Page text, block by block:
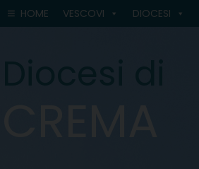
HOME VESCOVI DIOCESI